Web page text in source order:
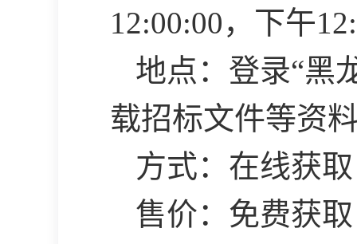
12:00:00，下午
地点：登录“黑
载招标文件等资
方式：在线获取
售价：免费获取